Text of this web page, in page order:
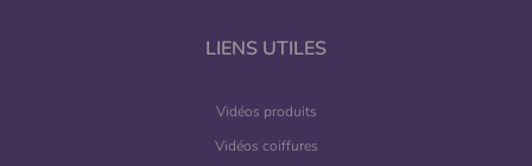
LIENS UTILES
Vidéos produits
Vidéos coiffures